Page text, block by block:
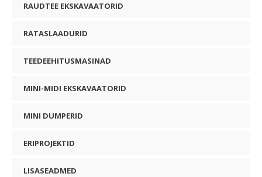
RAUDTEE EKSKAVAATORID
RATASLAADURID
TEEDEEHITUSMASINAD
MINI-MIDI EKSKAVAATORID
MINI DUMPERID
ERIPROJEKTID
LISASEADMED